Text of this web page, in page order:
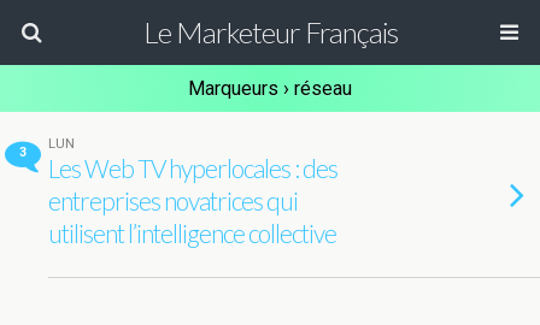
Le Marketeur Français
Marqueurs › réseau
3
LUN
Les Web TV hyperlocales : des
entreprises novatrices qui
utilisent l’intelligence collective